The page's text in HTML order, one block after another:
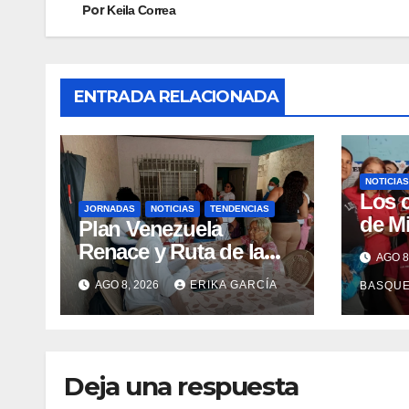
PorKeila Correa
ENTRADA RELACIONADA
JORNADAS NOTICIAS TENDENCIAS
Plan Venezuela
Renace y Ruta de la
Aragüeñidad
garantizan atención
médica integral en
AGO 8, 2026 ERIKA GARCÍA
NOTICIAS
Los
de
AGO
Deja una respuesta